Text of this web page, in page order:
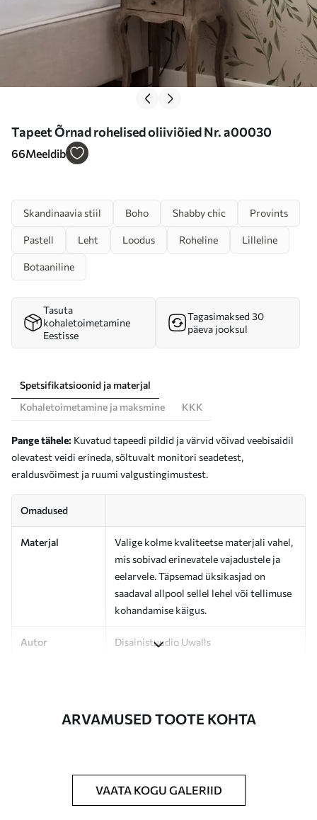
Tapeet Õrnad rohelised oliiviõied Nr. a00030
66Meeldib
Skandinaavia stiil Boho Shabby chic Provints
Pastell Leht Loodus Roheline Lilleline
Botaaniline
Tasuta
kohaletoimetamine
Eestisse
Tagasimaksed 30
päeva jooksul
Spetsifikatsioonid ja materjal
Kohaletoimetamine ja maksmine
KKK
Pange tähele: Kuvatud tapeedi pildid ja värvid võivad veebisaidil
olevatest veidi erineda, sõltuvalt monitori seadetest,
eraldusvõimest ja ruumi valgustingimustest.
Omadused
Materjal
Valige kolme kvaliteetse materjali vahel,
mis sobivad erinevatele vajadustele ja
eelarvele. Täpsemad üksikasjad on
saadaval allpool sellel lehel või tellimuse
kohandamise käigus.
Autor Disainistuudio Uwalls
Lisavõimalused Võite lisada lakikihti ja/või tapeediliimi.
ARVAMUSED TOOTE KOHTA
VAATA KOGU GALERIID